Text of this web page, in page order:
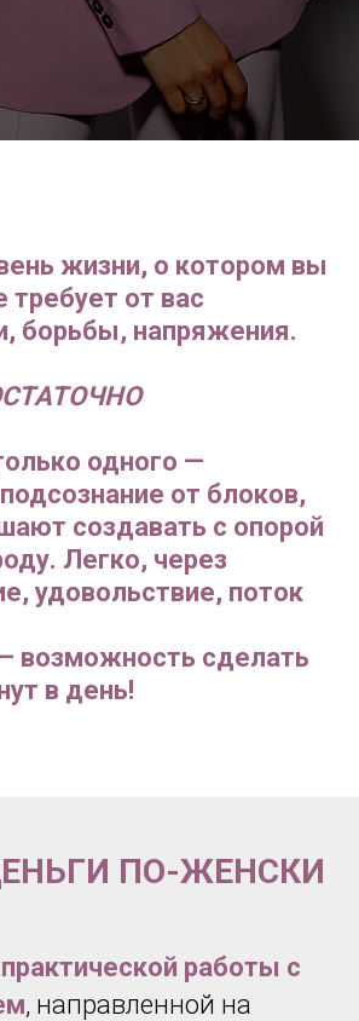
жизни, о котором вы
требует от вас
борьбы, напряжения.
одного —
от блоков,
создавать с опорой
Легко, через
удовольствие, поток
возможность сделать
в день!
ПО-ЖЕНСКИ
практической работы с
, направленной на